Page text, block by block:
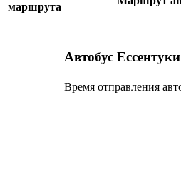
маршрута
Автобус
Время отправления